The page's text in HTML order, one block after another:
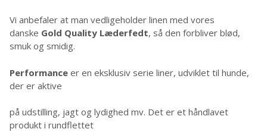
Vi anbefaler at man vedligeholder linen med vores
danske Gold Quality Læderfedt, så den forbliver blød,
smuk og smidig.
Performance er en eksklusiv serie liner, udviklet til hunde,
der er aktive
på udstilling, jagt og lydighed mv. Det er et håndlavet
produkt i rundflettet